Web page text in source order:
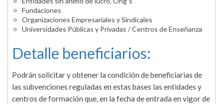
Fundaciones
Organizaciones Empresariales y Sindicales
Universidades Públicas y Privadas / Centros de Enseñanza
Detalle beneficiarios:
Podrán solicitar y obtener la condición de beneficiarias de
las subvenciones reguladas en estas bases las entidades y
centros de formación que, en la fecha de entrada en vigor de